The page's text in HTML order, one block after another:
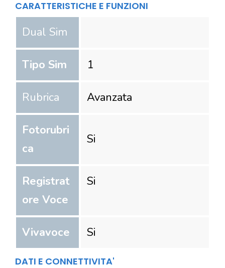
CARATTERISTICHE E FUNZIONI
Dual Sim
Tipo Sim 1
Rubrica Avanzata
Fotorubri
ca
Si
Registrat
ore Voce
Si
Vivavoce Si
DATI E CONNETTIVITA'